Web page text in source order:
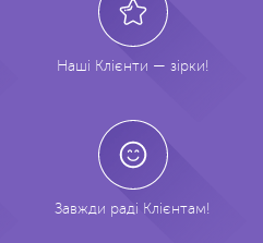
Наші Клієнти — зірки!
Завжди раді Клієнтам!